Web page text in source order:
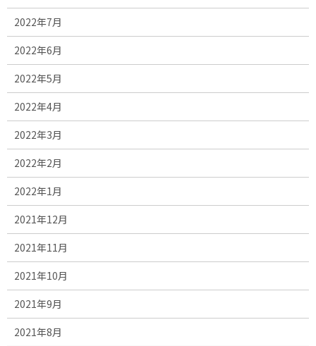
2022年7月
2022年6月
2022年5月
2022年4月
2022年3月
2022年2月
2022年1月
2021年12月
2021年11月
2021年10月
2021年9月
2021年8月